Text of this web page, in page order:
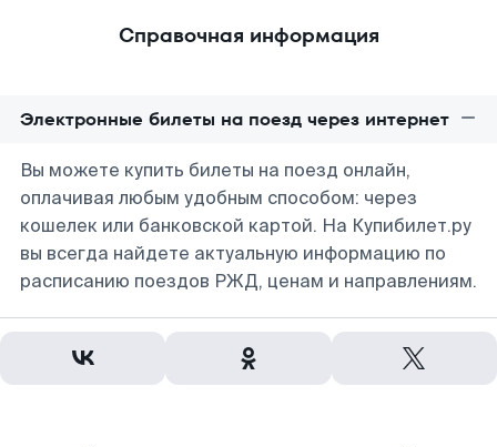
Справочная информация
Электронные билеты на поезд через интернет
Вы можете купить билеты на поезд онлайн,
оплачивая любым удобным способом: через
кошелек или банковской картой. На Купибилет.ру
вы всегда найдете актуальную информацию по
расписанию поездов РЖД, ценам и направлениям.